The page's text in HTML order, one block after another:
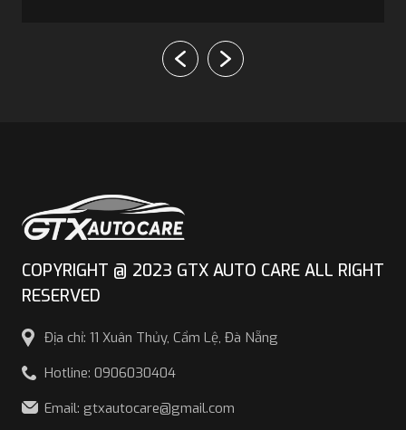
COPYRIGHT @ 2023 GTX AUTO CARE ALL RIGHT
RESERVED
Địa chỉ: 11 Xuân Thủy, Cẩm Lệ, Đà Nẵng
Hotline: 0906030404
Email: gtxautocare@gmail.com